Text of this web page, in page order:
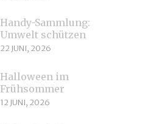
Handy-Sammlung:
Umwelt schützen
22 JUNI, 2026
Halloween im
Frühsommer
12 JUNI, 2026